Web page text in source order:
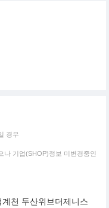
경우
나 기업(SHOP)정보 미변경중인
천 두산위브더제니스